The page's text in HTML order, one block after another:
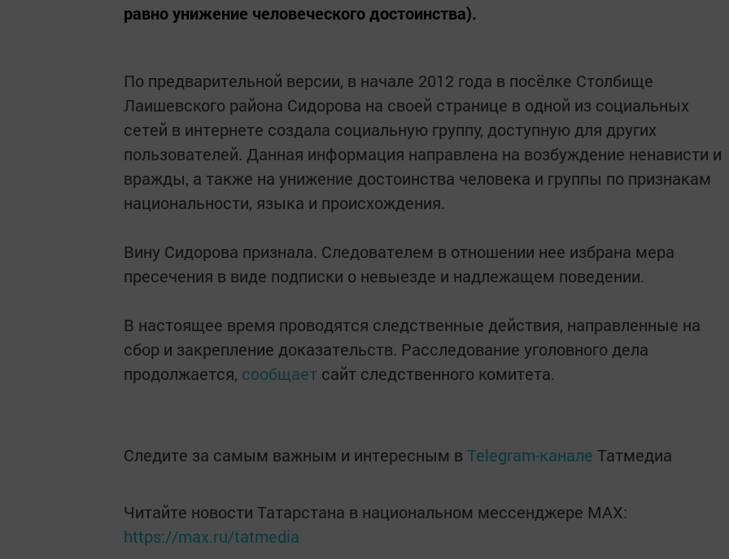
равно унижение человеческого достоинства).
По предварительной версии, в начале 2012 года в посёлке Столбище
Лаишевского района Сидорова на своей странице в одной из социальных
сетей в интернете создала социальную группу, доступную для других
пользователей. Данная информация направлена на возбуждение ненависти и
вражды, а также на унижение достоинства человека и группы по признакам
национальности, языка и происхождения.
Вину Сидорова признала. Следователем в отношении нее избрана мера
пресечения в виде подписки о невыезде и надлежащем поведении.
В настоящее время проводятся следственные действия, направленные на
сбор и закрепление доказательств. Расследование уголовного дела
продолжается, сообщает сайт следственного комитета.
Следите за самым важным и интересным в Telegram-канале Татмедиа
Читайте новости Татарстана в национальном мессенджере MАХ:
https://max.ru/tatmedia